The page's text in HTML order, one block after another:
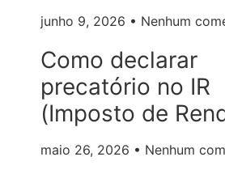
junho 9, 2026 Nenhum
Como declarar
precatório no IR
(Imposto de
maio 26, 2026 Nenhum